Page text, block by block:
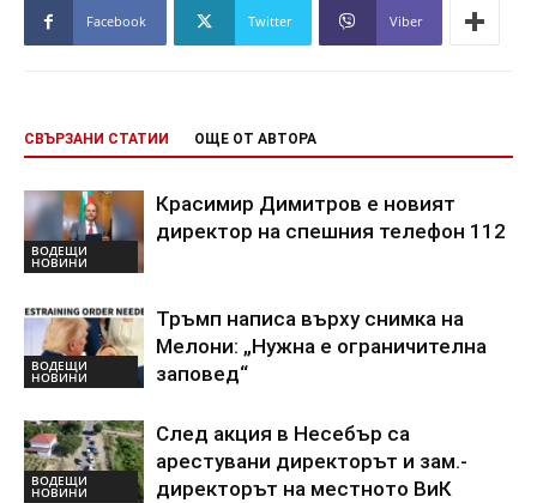
Facebook Twitter Viber
СВЪРЗАНИ СТАТИИ ОЩЕ ОТ АВТОРА
ВОДЕЩИ
НОВИНИ
Красимир Димитров е новият
директор на спешния телефон 112
ВОДЕЩИ
НОВИНИ
Тръмп написа върху снимка на
Мелони: „Нужна е ограничителна
заповед“
ВОДЕЩИ
НОВИНИ
След акция в Несебър са
арестувани директорът и зам.-
директорът на местното ВиК